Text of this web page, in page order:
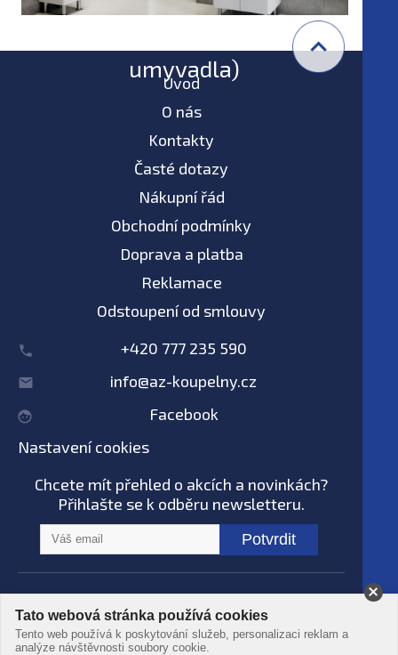
umyvadla)
Úvod
O nás
Kontakty
Časté dotazy
Nákupní řád
Obchodní podmínky
Doprava a platba
Reklamace
Odstoupení od smlouvy
+420 777 235 590
info@az-koupelny.cz
Facebook
Nastavení cookies
Chcete mít přehled o akcích a novinkách?
Přihlašte se k odběru newsletteru.
Potvrdit
© AZ koupelny® 2006 - 2026 -Podmínky
použití-Ochrana dat- Zpracování osobních
Tato webová stránka používá cookies
Tento web používá k poskytování služeb, personalizaci reklam a
analýze návštěvnosti soubory cookie.